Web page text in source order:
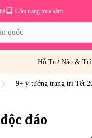
Cẩm nang mua sắm
Hỗ Trợ Não &
9+ ý tưởng trang trí Tết
đáo